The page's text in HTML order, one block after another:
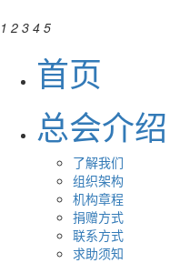
1 2 3 4 5
首页
总会介绍
了解我们
组织架构
机构章程
捐赠方式
联系方式
求助须知